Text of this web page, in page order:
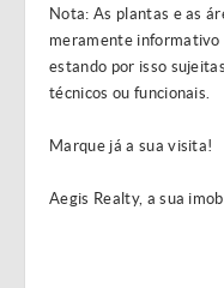
Nota: As plantas e as
meramente
estando por isso
técnicos ou funcionais.
Marque já a sua visita!
Aegis Realty, a sua